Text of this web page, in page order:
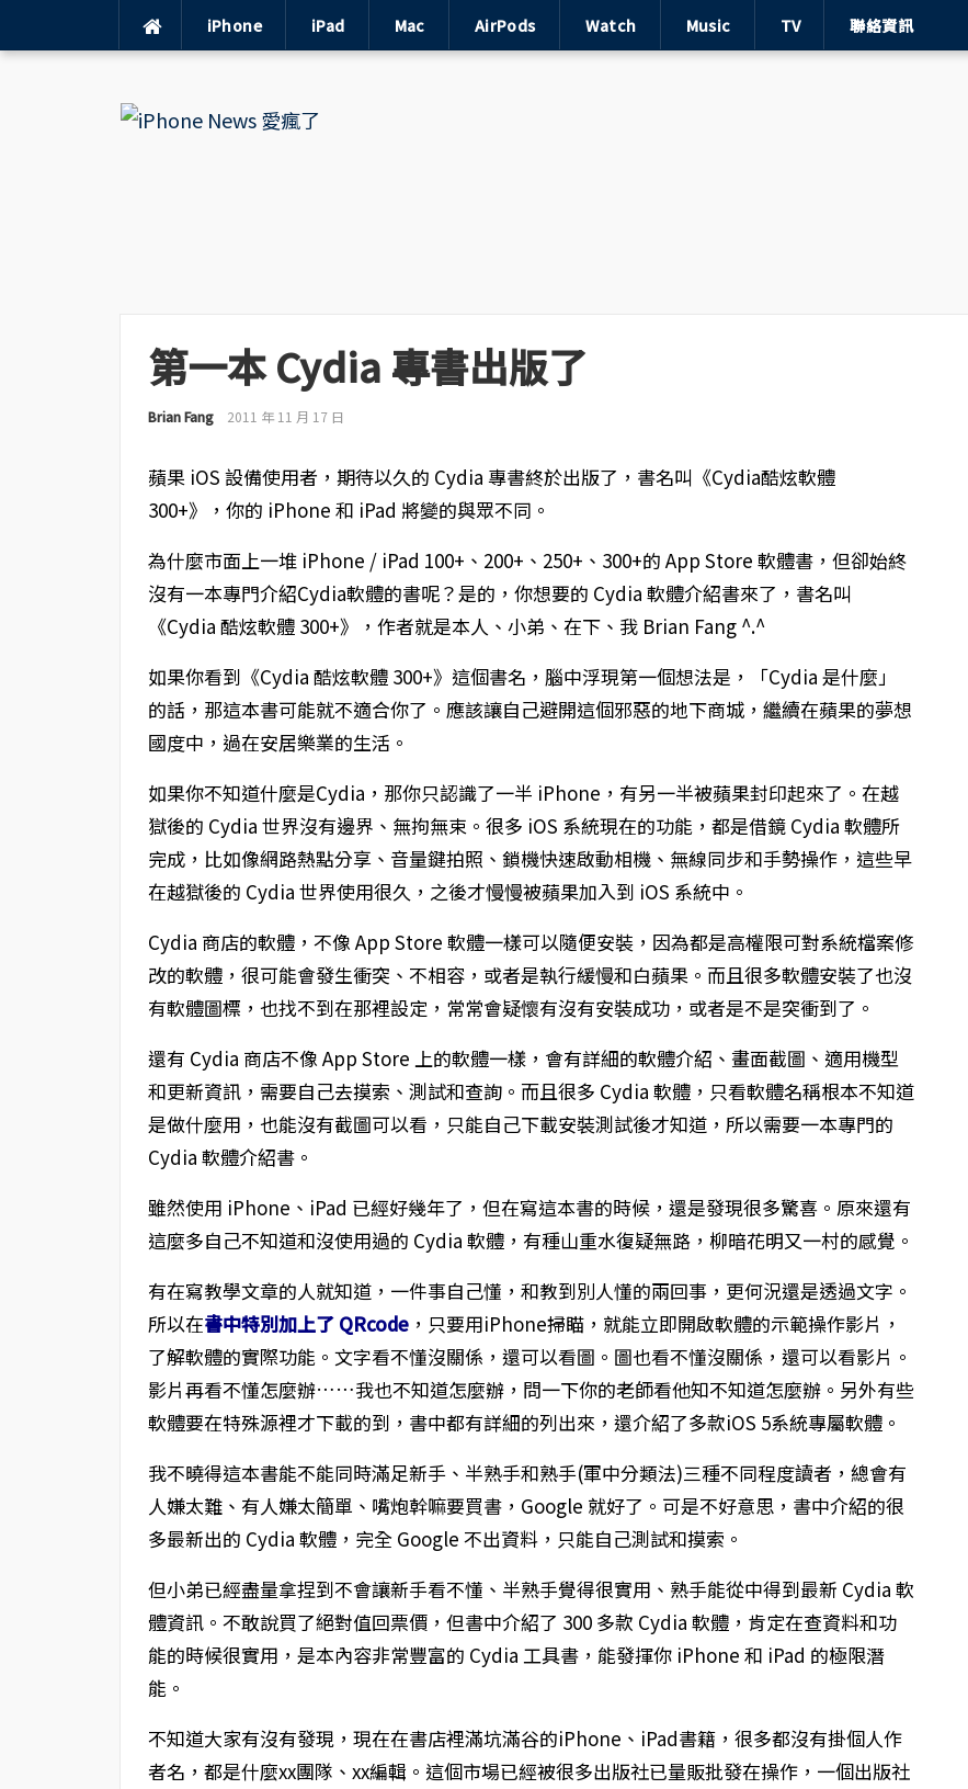
iPhone iPad Mac AirPods Watch Music TV 聯絡資訊
第一本 Cydia 專書出版了
Brian Fang 2011 年 11 月 17 日
蘋果 iOS 設備使用者，期待以久的 Cydia 專書終於出版了，書名叫《Cydia酷炫軟體
300+》，你的 iPhone 和 iPad 將變的與眾不同。
為什麼市面上一堆 iPhone / iPad 100+、200+、250+、300+的 App Store 軟體書，但卻始終
沒有一本專門介紹Cydia軟體的書呢？是的，你想要的 Cydia 軟體介紹書來了，書名叫
《Cydia 酷炫軟體 300+》，作者就是本人、小弟、在下、我 Brian Fang ^.^
如果你看到《Cydia 酷炫軟體 300+》這個書名，腦中浮現第一個想法是，「Cydia 是什麼」
的話，那這本書可能就不適合你了。應該讓自己避開這個邪惡的地下商城，繼續在蘋果的夢想
國度中，過在安居樂業的生活。
如果你不知道什麼是Cydia，那你只認識了一半 iPhone，有另一半被蘋果封印起來了。在越
獄後的 Cydia 世界沒有邊界、無拘無束。很多 iOS 系統現在的功能，都是借鏡 Cydia 軟體所
完成，比如像網路熱點分享、音量鍵拍照、鎖機快速啟動相機、無線同步和手勢操作，這些早
在越獄後的 Cydia 世界使用很久，之後才慢慢被蘋果加入到 iOS 系統中。
Cydia 商店的軟體，不像 App Store 軟體一樣可以隨便安裝，因為都是高權限可對系統檔案修
改的軟體，很可能會發生衝突、不相容，或者是執行緩慢和白蘋果。而且很多軟體安裝了也沒
有軟體圖標，也找不到在那裡設定，常常會疑懷有沒有安裝成功，或者是不是突衝到了。
還有 Cydia 商店不像 App Store 上的軟體一樣，會有詳細的軟體介紹、畫面截圖、適用機型
和更新資訊，需要自己去摸索、測試和查詢。而且很多 Cydia 軟體，只看軟體名稱根本不知道
是做什麼用，也能沒有截圖可以看，只能自己下載安裝測試後才知道，所以需要一本專門的
Cydia 軟體介紹書。
雖然使用 iPhone、iPad 已經好幾年了，但在寫這本書的時候，還是發現很多驚喜。原來還有
這麼多自己不知道和沒使用過的 Cydia 軟體，有種山重水復疑無路，柳暗花明又一村的感覺。
有在寫教學文章的人就知道，一件事自己懂，和教到別人懂的兩回事，更何況還是透過文字。
所以在書中特別加上了 QRcode，只要用iPhone掃瞄，就能立即開啟軟體的示範操作影片，
了解軟體的實際功能。文字看不懂沒關係，還可以看圖。圖也看不懂沒關係，還可以看影片。
影片再看不懂怎麼辦……我也不知道怎麼辦，問一下你的老師看他知不知道怎麼辦。另外有些
軟體要在特殊源裡才下載的到，書中都有詳細的列出來，還介紹了多款iOS 5系統專屬軟體。
我不曉得這本書能不能同時滿足新手、半熟手和熟手(軍中分類法)三種不同程度讀者，總會有
人嫌太難、有人嫌太簡單、嘴炮幹嘛要買書，Google 就好了。可是不好意思，書中介紹的很
多最新出的 Cydia 軟體，完全 Google 不出資料，只能自己測試和摸索。
但小弟已經盡量拿捏到不會讓新手看不懂、半熟手覺得很實用、熟手能從中得到最新 Cydia 軟
體資訊。不敢說買了絕對值回票價，但書中介紹了 300 多款 Cydia 軟體，肯定在查資料和功
能的時候很實用，是本內容非常豐富的 Cydia 工具書，能發揮你 iPhone 和 iPad 的極限潛
能。
不知道大家有沒有發現，現在在書店裡滿坑滿谷的iPhone、iPad書籍，很多都沒有掛個人作
者名，都是什麼xx團隊、xx編輯。這個市場已經被很多出版社已量販批發在操作，一個出版社